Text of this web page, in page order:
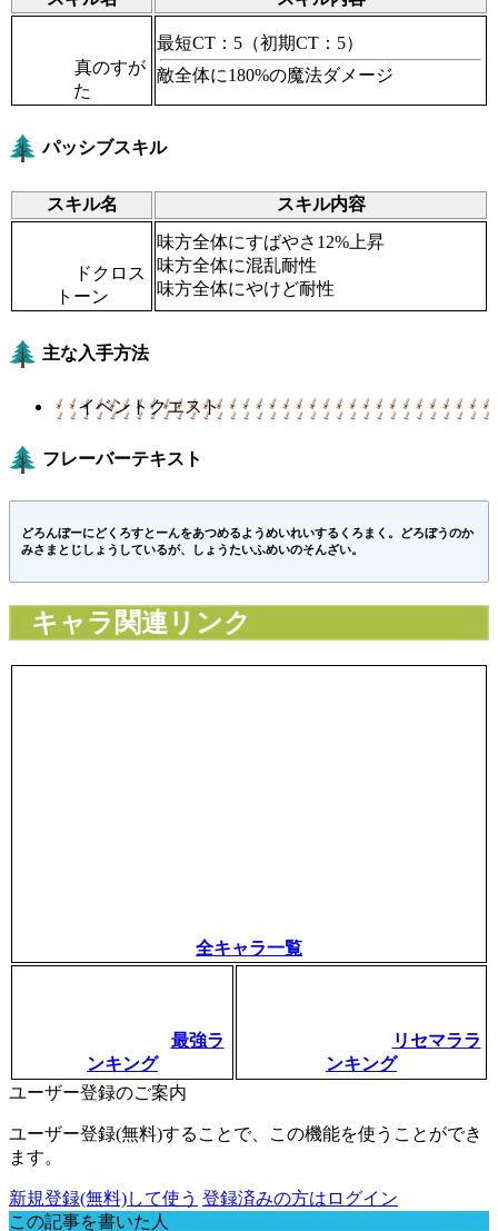
真のすが
た
最短CT：5 （初期CT：5）
敵全体に180%の魔法ダメージ
パッシブスキル
スキル名 スキル内容
ドクロス
トーン
味方全体にすばやさ12%上昇
味方全体に混乱耐性
味方全体にやけど耐性
主な入手方法
イベントクエスト
フレーバーテキスト
どろんぼーにどくろすとーんをあつめるようめいれいするくろまく。どろぼうのか
みさまとじしょうしているが、しょうたいふめいのそんざい。
キャラ関連リンク
全キャラ一覧
最強ラ
ンキング
リセマララ
ンキング
ユーザー登録のご案内
ユーザー登録(無料)することで、この機能を使うことができ
ます。
新規登録(無料)して使う 登録済みの方はログイン
この記事を書いた人